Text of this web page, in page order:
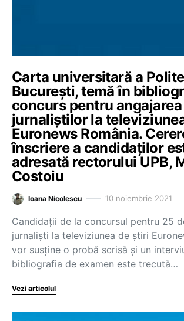
Carta universitară a
București, temă în
concurs pentru angajarea
jurnaliștilor la
Euronews România.
înscriere a candidaților
adresată rectorului UPB,
Costoiu
Ioana Nicolescu 10 noiembrie 2021
Candidații de la concursul pentru 25
jurnaliști la televiziunea de știri
vor susține o probă scrisă și un
bibliografia de examen este trecută…
Vezi articolul